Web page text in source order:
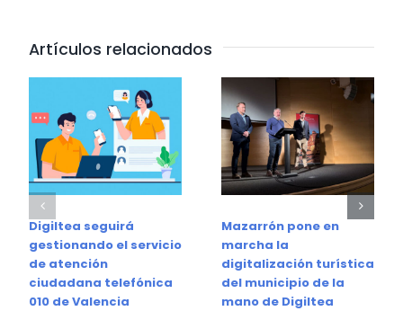
Artículos relacionados
Digiltea seguirá
gestionando el servicio
de atención
ciudadana telefónica
010 de Valencia
Mazarrón pone en
marcha la
digitalización turística
del municipio de la
mano de Digiltea